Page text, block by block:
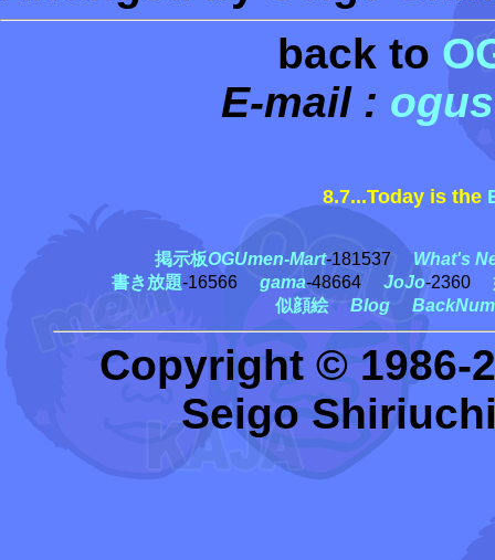
back to
E-mail :
8.7...Today is the
掲示板OGUmen-Mart-181537What's
書き放題-16566 gama-48664 JoJo-2360
似顔絵
Blog
Copyright © 1986-
Seigo